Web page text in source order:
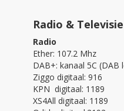
Radio & Televisie
Radio
Ether: 107.2 Mhz
DAB+: kanaal 5C (DAB
Ziggo digitaal: 916
KPN digitaal: 1189
XS4All digitaal: 1189